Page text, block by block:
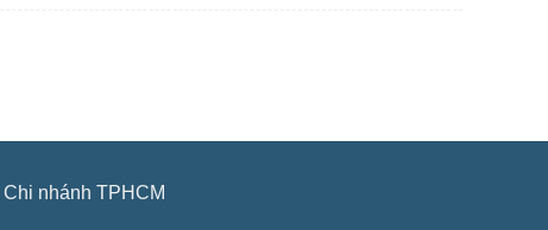
Chi nhánh TPHCM